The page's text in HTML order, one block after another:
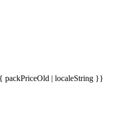
packPriceOld | localeString }}